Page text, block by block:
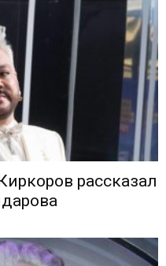
рассказал